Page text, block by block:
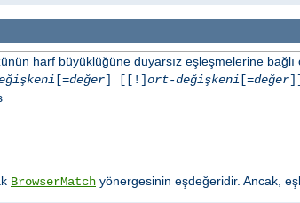
harf büyüklüğüne duyarsız eşleşmelerine bağlı
[=değer] [[!]ort-değişkeni [=değer
BrowserMatch yönergesinin eşdeğeridir. Ancak,